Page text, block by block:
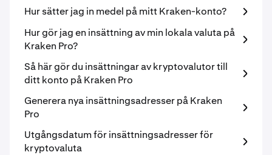
Hur sätter jag in medel på mitt Kraken-konto?
Hur gör jag en insättning av min lokala valuta på
Kraken Pro?
Så här gör du insättningar av kryptovalutor till
ditt konto på Kraken Pro
Generera nya insättningsadresser på Kraken
Pro
Utgångsdatum för insättningsadresser för
kryptovaluta